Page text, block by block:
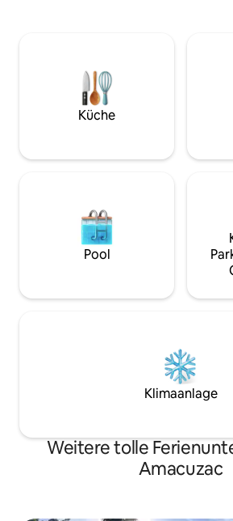
und Kraftcenter. Yogamatten. Und Spa
für Massagen Wir haben auch gerade
ein separates Spielzimmer auf dem
Grundstück mit Tischtennis,
Küche
Pool
Klimaanlage
Weitere tolle
Amacuzac